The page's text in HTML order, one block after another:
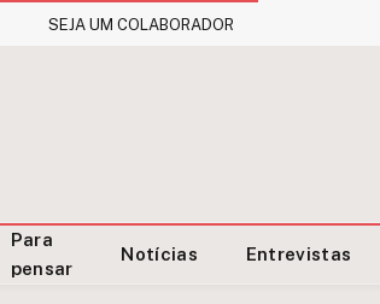
SEJA UM COLABORADOR
Para
pensar
Notícias Entrevistas